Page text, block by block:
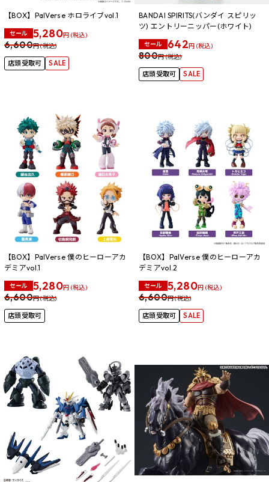
【BOX】PalVerse ホロライブvol.1
セール 5,280円 (税込)
6,600円 (税込)
店頭受取可 SALE
BANDAI SPIRITS(バンダイ スピリッ
ツ) エントリーニッパー(ホワイト)
セール 642円 (税込)
800円 (税込)
店頭受取可 SALE
【BOX】PalVerse 僕のヒーローアカ
デミアvol.1
セール 5,280円 (税込)
6,600円 (税込)
店頭受取可
【BOX】PalVerse 僕のヒーローアカ
デミアvol.2
セール 5,280円 (税込)
6,600円 (税込)
店頭受取可 SALE